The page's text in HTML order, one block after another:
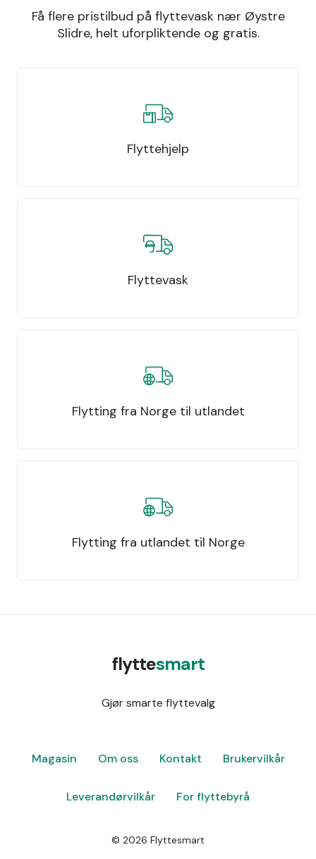
Få flere pristilbud på flyttevask nær Øystre
Slidre, helt uforpliktende og gratis.
Flyttehjelp
Flyttevask
Flytting fra Norge til utlandet
Flytting fra utlandet til Norge
flyttesmart
Gjør smarte flyttevalg
Magasin Om oss Kontakt Brukervilkår
Leverandørvilkår For flyttebyrå
© 2026 Flyttesmart